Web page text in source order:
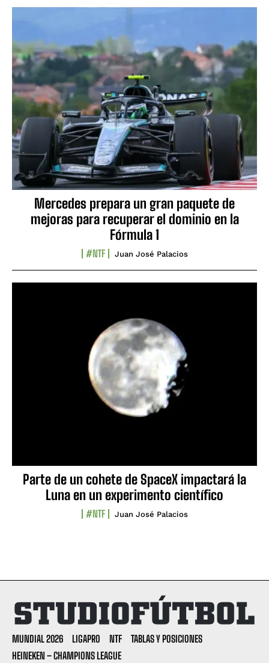
Mercedes prepara un gran paquete de
mejoras para recuperar el dominio en la
Fórmula 1
#NTF Juan José Palacios
Parte de un cohete de SpaceX impactará la
Luna en un experimento científico
#NTF Juan José Palacios
MUNDIAL 2026 LIGAPRO NTF
TABLAS Y POSICIONES
HEINEKEN – CHAMPIONS LEAGUE